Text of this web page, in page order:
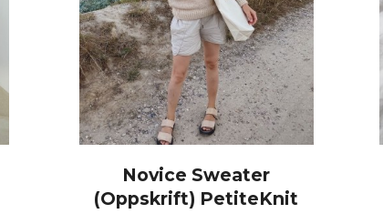
Novice Sweater
(Oppskrift) PetiteKnit